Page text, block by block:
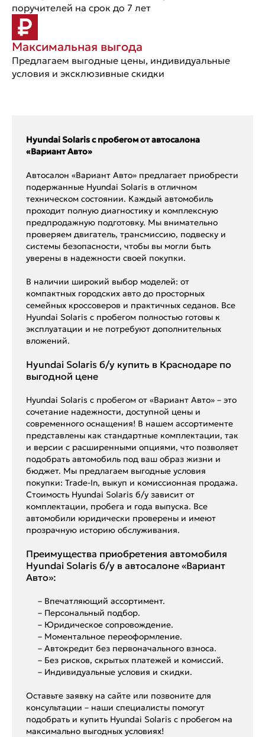
поручителей на срок до 7 лет
Максимальная выгода
Предлагаем выгодные цены, индивидуальные
условия и эксклюзивные скидки
Hyundai Solaris с пробегом от автосалона
«Вариант Авто»
Автосалон «Вариант Авто» предлагает приобрести
подержанные Hyundai Solaris в отличном
техническом состоянии. Каждый автомобиль
проходит полную диагностику и комплексную
предпродажную подготовку. Мы внимательно
проверяем двигатель, трансмиссию, подвеску и
системы безопасности, чтобы вы могли быть
уверены в надежности своей покупки.
В наличии широкий выбор моделей: от
компактных городских авто до просторных
семейных кроссоверов и практичных седанов. Все
Hyundai Solaris с пробегом полностью готовы к
эксплуатации и не потребуют дополнительных
вложений.
Hyundai Solaris б/у купить в Краснодаре по
выгодной цене
Hyundai Solaris с пробегом от «Вариант Авто» – это
сочетание надежности, доступной цены и
современного оснащения! В нашем ассортименте
представлены как стандартные комплектации, так
и версии с расширенными опциями, что позволяет
подобрать автомобиль под ваш образ жизни и
бюджет. Мы предлагаем выгодные условия
покупки: Trade-In, выкуп и комиссионная продажа.
Стоимость Hyundai Solaris б/у зависит от
комплектации, пробега и года выпуска. Все
автомобили юридически проверены и имеют
прозрачную историю обслуживания.
Преимущества приобретения автомобиля
Hyundai Solaris б/у в автосалоне «Вариант
Авто»:
– Впечатляющий ассортимент.
– Персональный подбор.
– Юридическое сопровождение.
– Моментальное переоформление.
– Автокредит без первоначального взноса.
– Без рисков, скрытых платежей и комиссий.
– Индивидуальные условия и скидки.
Оставьте заявку на сайте или позвоните для
консультации – наши специалисты помогут
подобрать и купить Hyundai Solaris с пробегом на
максимально выгодных условиях!